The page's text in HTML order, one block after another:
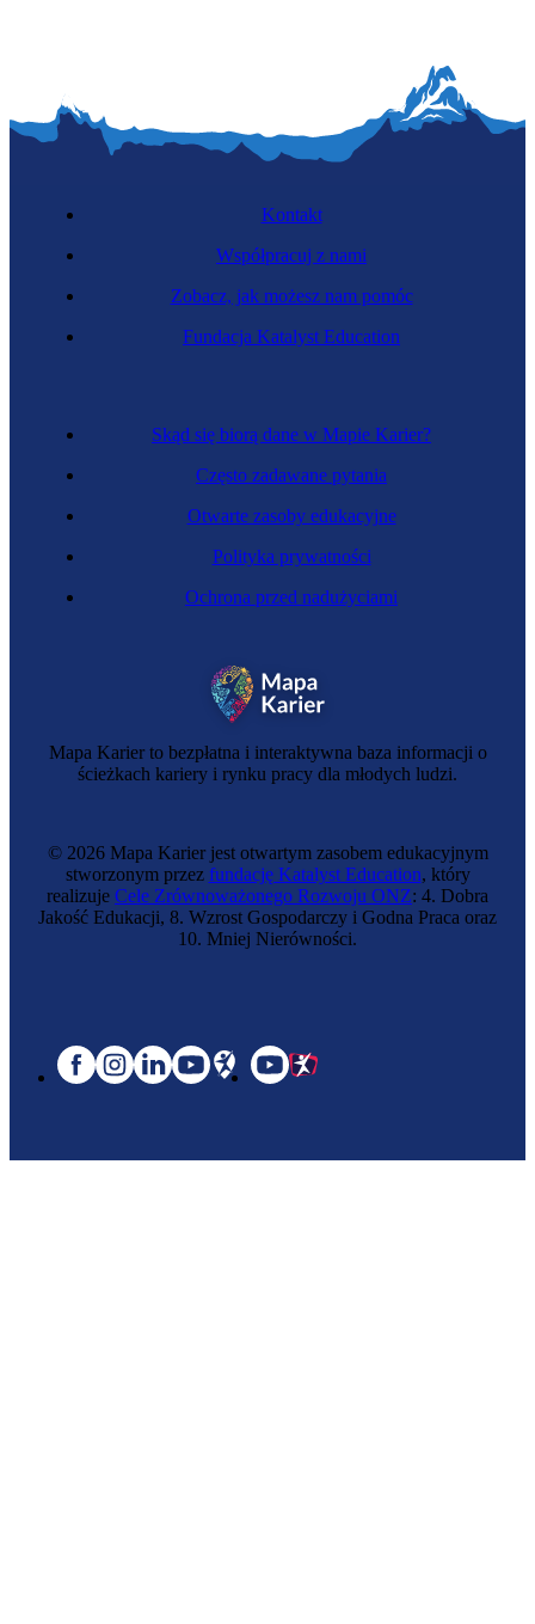
Mapa Karier to bezpłatna i interaktywna baza informacji o
ścieżkach kariery i rynku pracy dla młodych ludzi.
Skąd się biorą dane w Mapie Karier?
Często zadawane pytania
Otwarte zasoby edukacyjne
Polityka prywatności
Ochrona przed nadużyciami
Kontakt
Współpracuj z nami
Zobacz, jak możesz nam pomóc
Fundacja Katalyst Education
© 2026 Mapa Karier jest otwartym zasobem edukacyjnym
stworzonym przez fundację Katalyst Education, który
realizuje Cele Zrównoważonego Rozwoju ONZ: 4. Dobra
Jakość Edukacji, 8. Wzrost Gospodarczy i Godna Praca oraz
10. Mniej Nierówności.